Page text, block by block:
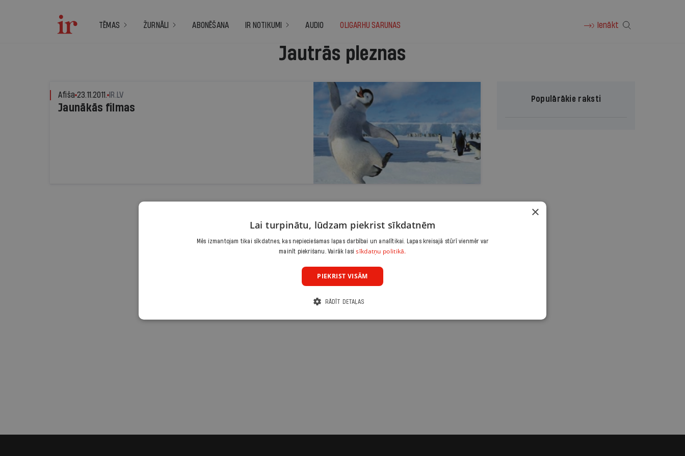
TĒMAS ŽURNĀLI ABONĒŠANA IR NOTIKUMI AUDIO OLIGARHU SARUNAS Ienākt
Jautrās pleznas
Afiša 23.11.2011. IR.LV
Jaunākās filmas
Populārākie raksti
×
Lai turpinātu, lūdzam piekrist sīkdatnēm
Mēs izmantojam tikai sīkdatnes, kas nepieciešamas lapas darbībai un analītikai. Lapas kreisajā stūrī vienmēr var
mainīt piekrišanu. Vairāk lasisīkdatņu politikā.
PIEKRIST VISĀM
RĀDĪT DETAĻAS